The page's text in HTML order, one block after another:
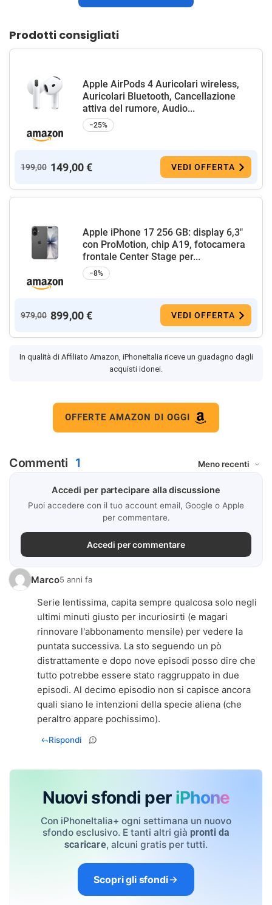
Prodotti consigliati
Apple AirPods 4 Auricolari wireless,
Auricolari Bluetooth, Cancellazione
attiva del rumore, Audio...
−25%
199,00 149,00 € VEDI OFFERTA
Apple iPhone 17 256 GB: display 6,3"
con ProMotion, chip A19, fotocamera
frontale Center Stage per...
−8%
979,00 899,00 € VEDI OFFERTA
In qualità di Affiliato Amazon, iPhoneItalia riceve un guadagno dagli
acquisti idonei.
OFFERTE AMAZON DI OGGI
Commenti 1
Accedi per partecipare alla discussione
Puoi accedere con il tuo account email, Google o Apple
per commentare.
Accedi per commentare
Marco5 anni fa
Serie lentissima, capita sempre qualcosa solo negli
ultimi minuti giusto per incuriosirti (e magari
rinnovare l'abbonamento mensile) per vedere la
puntata successiva. La sto seguendo un pò
distrattamente e dopo nove episodi posso dire che
tutto potrebbe essere stato raggruppato in due
episodi. Al decimo episodio non si capisce ancora
quali siano le intenzioni della specie aliena (che
peraltro appare pochissimo).
Rispondi
Nuovi sfondi per iPhone
Con iPhoneItalia+ ogni settimana un nuovo
sfondo esclusivo. E tanti altri già pronti da
scaricare, alcuni gratis per tutti.
Scopri gli sfondi